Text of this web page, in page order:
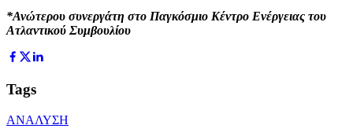
*Ανώτερου συνεργάτη στο Παγκόσμιο Κέντρο Ενέργειας του
Ατλαντικού Συμβουλίου
Tags
ΑΝΑΛΥΣΗ